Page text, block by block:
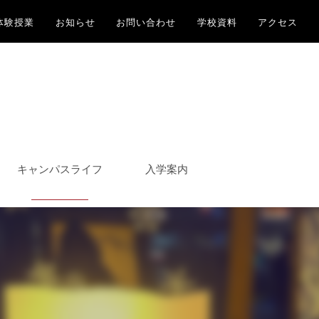
キャンパスライフ 入学案内
験授業 お知らせ お問い合わせ 学校資料 アクセス